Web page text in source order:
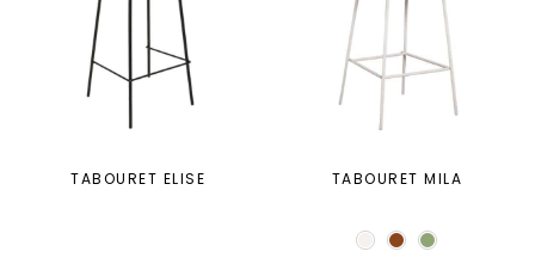
TABOURET ELISE TABOURET MILA